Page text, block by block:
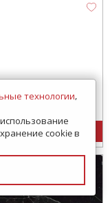
технологии,
cookie в